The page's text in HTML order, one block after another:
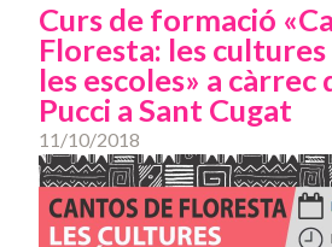
Curs de formació
Floresta: les
les escoles» a càrrec
Pucci a Sant Cugat
11/10/2018